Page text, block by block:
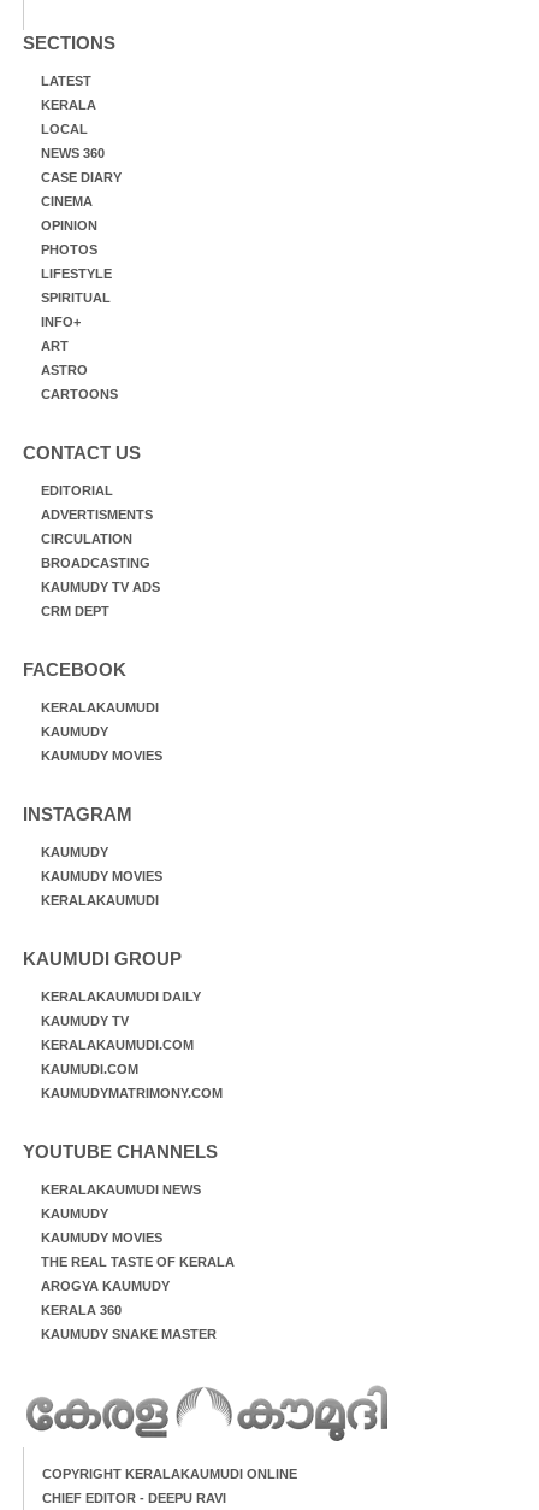
SECTIONS
LATEST
KERALA
LOCAL
NEWS 360
CASE DIARY
CINEMA
OPINION
PHOTOS
LIFESTYLE
SPIRITUAL
INFO+
ART
ASTRO
CARTOONS
CONTACT US
EDITORIAL
ADVERTISMENTS
CIRCULATION
BROADCASTING
KAUMUDY TV ADS
CRM DEPT
FACEBOOK
KERALAKAUMUDI
KAUMUDY
KAUMUDY MOVIES
INSTAGRAM
KAUMUDY
KAUMUDY MOVIES
KERALAKAUMUDI
KAUMUDI GROUP
KERALAKAUMUDI DAILY
KAUMUDY TV
KERALAKAUMUDI.COM
KAUMUDI.COM
KAUMUDYMATRIMONY.COM
YOUTUBE CHANNELS
KERALAKAUMUDI NEWS
KAUMUDY
KAUMUDY MOVIES
THE REAL TASTE OF KERALA
AROGYA KAUMUDY
KERALA 360
KAUMUDY SNAKE MASTER
COPYRIGHT KERALAKAUMUDI ONLINE
CHIEF EDITOR - DEEPU RAVI